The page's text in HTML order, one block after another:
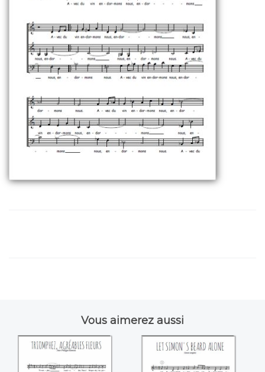
Vous aimerez aussi